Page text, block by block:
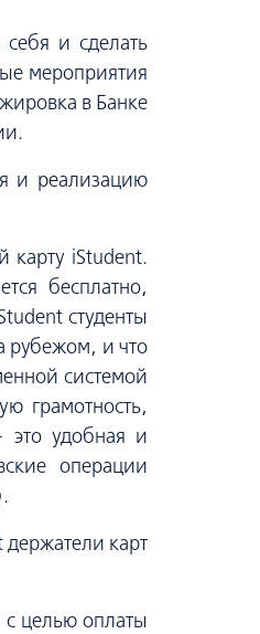
и сделать
мероприятия
в Банке
и реализацию
карту iStudent.
бесплатно,
студенты
рубежом, и что
системой
грамотность,
это удобная и
операции
держатели карт
с целью оплаты